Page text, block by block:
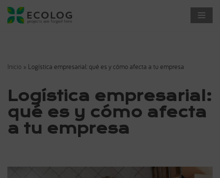
Saltar
Inicio » Logística empresarial: qué es y cómo afecta a tu empresa
Logística empresarial:
qué es y cómo afecta
a tu empresa